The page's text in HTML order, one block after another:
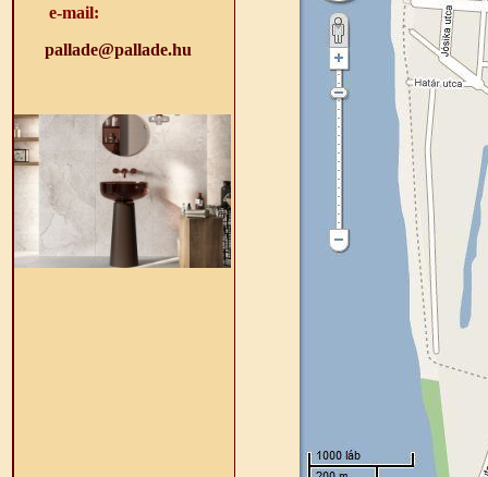
e-mail:
pallade@pallade.hu